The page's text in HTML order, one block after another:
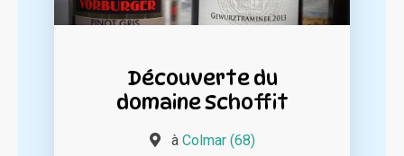
Découverte du
domaine Schoffit
à Colmar (68)